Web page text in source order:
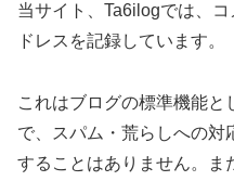
当サイト、Ta6ilogでは、
ドレスを記録しています。
これはブログの標準機能
で、スパム・荒らしへの対
することはありません。ま